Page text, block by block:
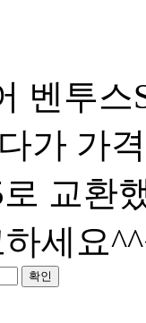
벤투
가 가
교환
세요
확인